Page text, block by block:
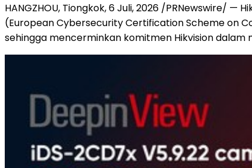
HANGZHOU, Tiongkok,6 Juli, 2026 /PRNewswire/ —
(European Cybersecurity Certification Scheme on
sehingga mencerminkan komitmen Hikvision